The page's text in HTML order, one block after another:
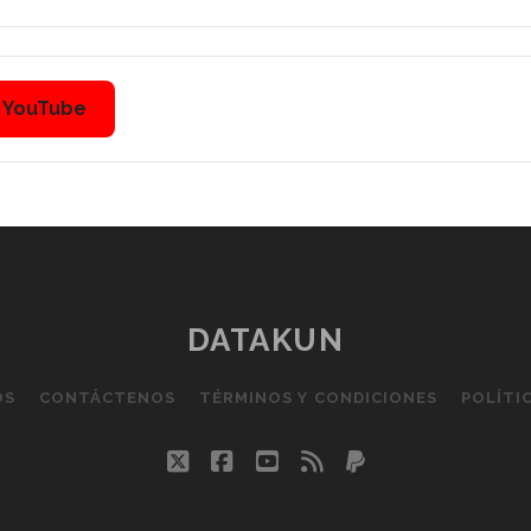
DATAKUN
CONTÁCTENOS TÉRMINOS Y CONDICIONES
twitterfacebook
youtube
rss paypal